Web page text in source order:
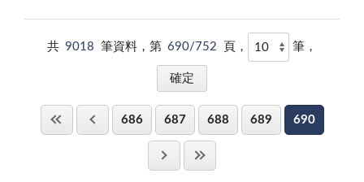
者首在商譽，前來金門觀光的客人欲購買金門高粱酒，
而卻買到了台灣高粱酒，此誠是一大諷刺，希望此事爾
幾年來，台省不斷發生有仿冒金酒的事件，已經嚴重影
響金酒的市場秩序，正要靠大家全力維護金酒的良好信
譽，以及這塊金字招牌。最後再次呼籲地區商家，正正
當當做生意人，實實在在做金門人，尤其對待觀光客除
光樓也是金門的地標，地標代表金門的定位，其與縣政
總目標「文化立縣，發展觀光」的因果互繫，關係密不
可分。金門過去站在兩岸烽火的最前線，稱職的扮演著
應有的角色，那是對國家與人民的奉獻。隨著兩岸軍事
對峙的和緩，小三通開啟了兩岸的往來，而金門依然是
兩岸交流往來中繼站。而開啟了金廈小三通政策門戶，
從無到有，從專案到通案，由不定期到定期，由每週兩
五；其次是炊煮用水類，總平均為五十二點八公升，佔
總用水量的百分之二十點二；最多的則是衛生用水類，
總平均為二百點四公升，佔總用水量的百分之七十六點
量最大的就是抽水馬桶，約佔總戶用水的百分之三十
五，沖水馬桶沖一次要用掉十二公升的水，馬桶換裝二
段式沖水零件，一家四口每月可減少一百公升的用水
兒，甚至自己的妻小想想，因為，再好的陳年醇酒，也
比不上一個美滿的家庭！ 的確，這份投書，並非出
自學者或大文豪之筆，而是一位家庭主婦發自內心的呼
心！誠如作者蔡惠美所言，自己只是一個平凡的女人，
嫁為人婦不求夫婿覓封侯，也不奢望當清閒享福的少奶
奶，只希望另一半能健康、平安，攜手共擔家庭責任，
共 9018 筆資料，第 690/752 頁， 筆，
686 687 688 689 690